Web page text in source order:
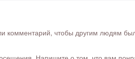
комментарий, чтобы другим людям